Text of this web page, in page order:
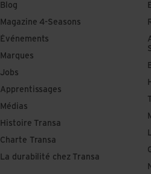
Blog
Magazine 4-Seasons
Événements
Marques
Jobs
Apprentissages
Médias
Histoire Transa
Charte Transa
La durabilité chez Transa